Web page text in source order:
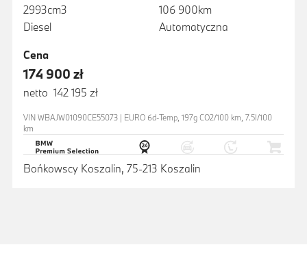
2993cm3
Diesel
106 900km
Automatyczna
Cena
174 900 zł
netto 142 195 zł
VIN WBAJW01090CE55073 | EURO 6d-Temp, 197g CO2/100 km, 7.5l/100
km
Bońkowscy Koszalin, 75-213 Koszalin